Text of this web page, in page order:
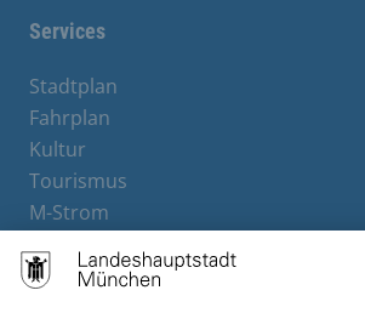
Services
Stadtplan
Fahrplan
Kultur
Tourismus
M-Strom
Hotels